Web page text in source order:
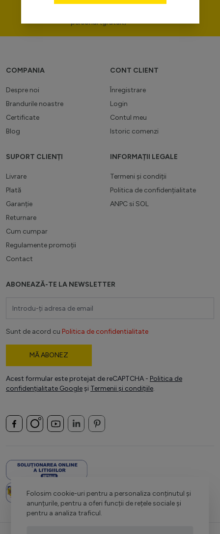
Folosim cookie-uri pentru a personaliza conținutul și
anunțurile, pentru a oferi funcții de rețele sociale și
pentru a analiza traficul.
personal (gratuit)
COMPANIA
Despre noi
Brandurile noastre
Certificate
Blog
CONT CLIENT
Înregistrare
Login
Contul meu
Istoric comenzi
SUPORT CLIENȚI
Livrare
Plată
Garanție
Returnare
Cum cumpar
Regulamente promoții
Contact
INFORMAȚII LEGALE
Termeni și condiții
Politica de confidențialitate
ANPC si SOL
ABONEAZĂ-TE LA NEWSLETTER
Sunt de acord cu Politica de confidentialitate
MĂ ABONEZ
Acest formular este protejat de reCAPTCHA - Politica de
confidențialitate Google și Termenii și condițiile.